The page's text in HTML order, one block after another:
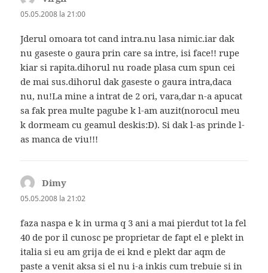
05.05.2008 la 21:00
Jderul omoara tot cand intra.nu lasa nimic.iar dak
nu gaseste o gaura prin care sa intre, isi face!! rupe
kiar si rapita.dihorul nu roade plasa cum spun cei
de mai sus.dihorul dak gaseste o gaura intra,daca
nu, nu!La mine a intrat de 2 ori, vara,dar n-a apucat
sa fak prea multe pagube k l-am auzit(norocul meu
k dormeam cu geamul deskis:D). Si dak l-as prinde l-
as manca de viu!!!
Dimy
05.05.2008 la 21:02
faza naspa e k in urma q 3 ani a mai pierdut tot la fel
40 de por il cunosc pe proprietar de fapt el e plekt in
italia si eu am grija de ei knd e plekt dar aqm de
paste a venit aksa si el nu i-a inkis cum trebuie si in